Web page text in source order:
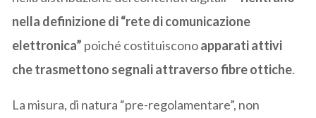
nella definizione di “rete di comunicazione
elettronica” poiché costituisconoapparati attivi
che trasmettono segnali attraverso fibre ottiche.
La misura, di natura “pre-regolamentare”, non